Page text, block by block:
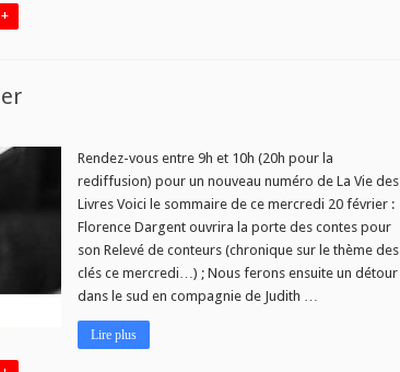
Rendez-vous entre 9h et 10h (20h pour la
rediffusion) pour un nouveau numéro de La Vie des
Livres Voici le sommaire de ce mercredi 20 février :
Florence Dargent ouvrira la porte des contes pour
son Relevé de conteurs (chronique sur le thème des
clés ce mercredi…) ; Nous ferons ensuite un détour
dans le sud en compagnie de Judith …
Lire plus